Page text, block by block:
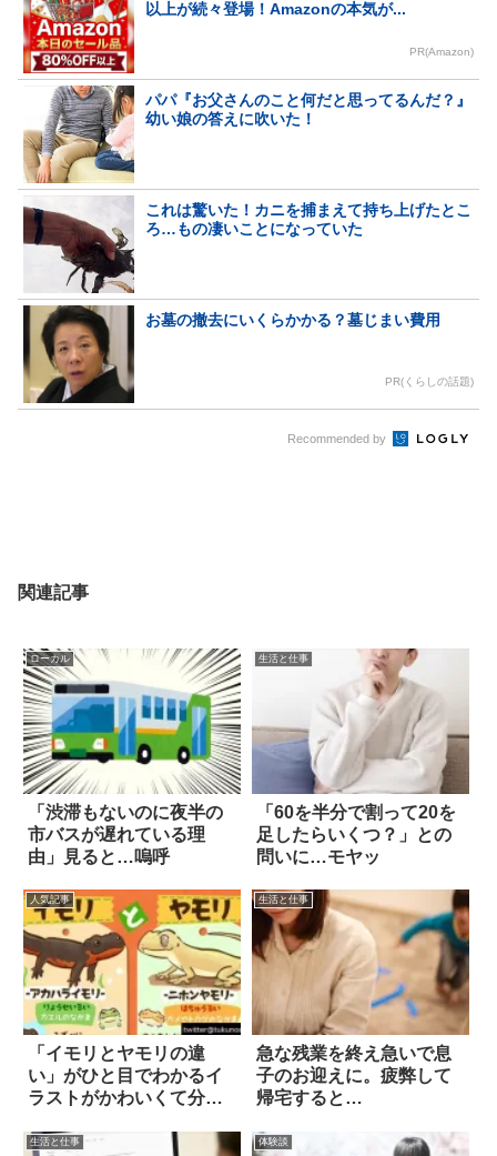
以上が続々登場！Amazonの本気が...
PR(Amazon)
パパ『お父さんのこと何だと思ってるんだ？』
幼い娘の答えに吹いた！
これは驚いた！カニを捕まえて持ち上げたとこ
ろ…もの凄いことになっていた
お墓の撤去にいくらかかる？墓じまい費用
PR(くらしの話題)
Recommended by
関連記事
ローカル
「渋滞もないのに夜半の
市バスが遅れている理
由」見ると…嗚呼
生活と仕事
「60を半分で割って20を
足したらいくつ？」との
問いに…モヤッ
人気記事
「イモリとヤモリの違
い」がひと目でわかるイ
ラストがかわいくて分か
生活と仕事
急な残業を終え急いで息
子のお迎えに。疲弊して
帰宅すると…
生活と仕事 体験談